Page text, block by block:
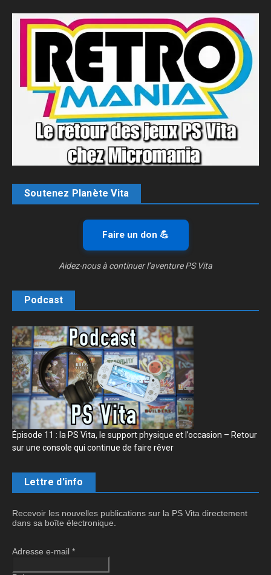
Soutenez Planète Vita
Faire un don 💪
Aidez-nous à continuer l’aventure PS Vita
Podcast
Épisode 11 : la PS Vita, le support physique et l’occasion – Retour
sur une console qui continue de faire rêver
Lettre d'info
Recevoir les nouvelles publications sur la PS Vita directement
dans sa boîte électronique.
Adresse e-mail *